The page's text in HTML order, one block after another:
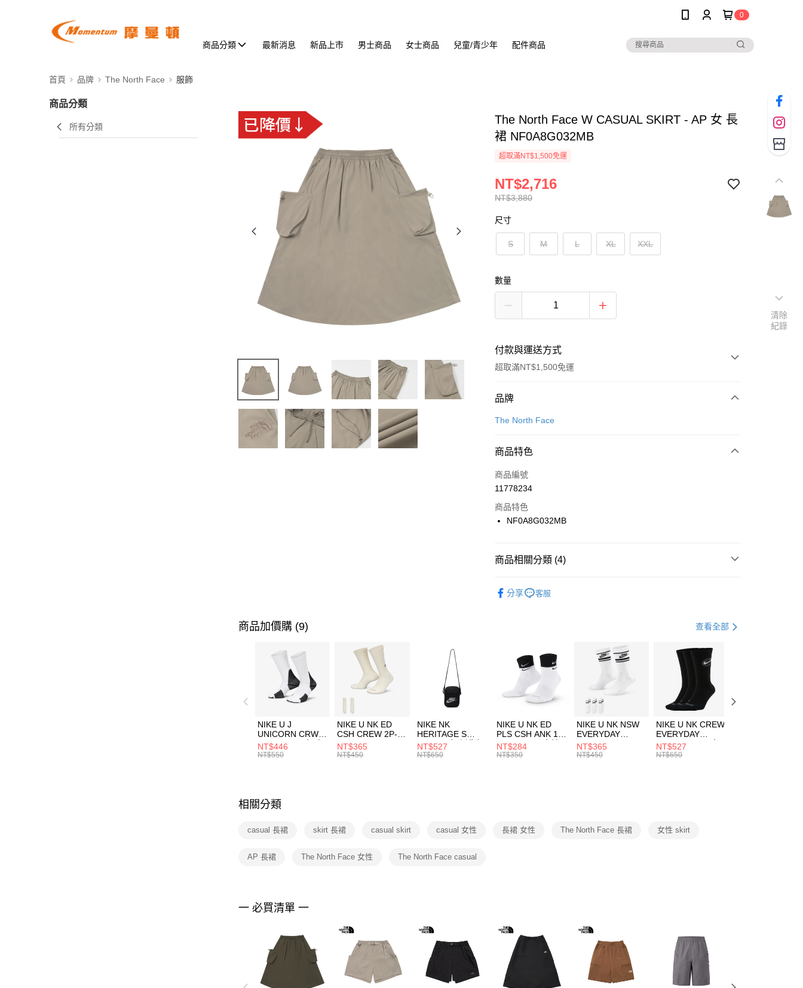
0
商品分類 最新消息 新品上市 男士商品 女士商品 兒童/青少年 配件商品
首頁 品牌 The North Face 服飾
商品分類
所有分類
The North Face W CASUAL SKIRT - AP 女 長
裙 NF0A8G032MB
超取滿NT$1,500免運
NT$3,880
NT$2,716
尺寸
S M L XL XXL
數量
付款與運送方式
超取滿NT$1,500免運
付款方式
信用卡一次付款
合作金庫商業銀行
華南商業銀行
上海商業儲蓄銀行
國泰世華商業銀行
聯邦商業銀行
台新國際商業銀行
LINE Pay
Apple Pay
【關於「AFTEE先享後付」】
３．安心：先確認商品／服務後，再付款。
【「AFTEE先享後付」結帳流程】
１．於結帳方式選擇「AFTEE先享後付」後，將跳轉至「AFTEE先享後
付」結帳頁面，進行簡訊認證並確認金額後，即可完成結帳。
２．訂單成立數日內，您將收到繳費通知簡訊。
３．收到繳費通知簡訊後14天內，點擊此簡訊中的連結，可透過四大超商
／ATM／網路銀行／等多元方式進行付款，方視為交易完成。
※ 請注意：結帳手續完成當下不需立刻繳費，但若您需要取消訂單，請聯
絡購買商品的店家。未經商家同意取消之訂單仍視為有效，需透過AFTEE
先享後付繳納相關費用。
交易，需依本服務之必要範圍內提供個人資料，並將交易相關給付款項請
結果請求用戶進行身份認證。
５．嚴禁一人註冊多個帳號或使用他人資訊註冊。若發現惡意使用之情
形，恩沛科技股份有限公司將有權停止該用戶之使用額度並採取法律行
動。
每筆NT$100，滿NT$1,500(含以上)免運費
每筆NT$100，滿NT$1,500(含以上)免運費
付款後門市自取
每筆NT$100，滿NT$1,500(含以上)免運費
品牌
The North Face
商品特色
商品編號
11778234
商品特色
NF0A8G032MB
商品相關分類 (4)
分享 客服
商品加價購 (9) 查看全部
NIKE U J
UNICORN CRW
1PR -160 男女 中
統襪 FZ3393100
NT$446
NT$550
NIKE U NK ED
CSH CREW 2P-
144 EMBRDY 男
女 短統襪
NT$365
NT$450
NIKE NK
HERITAGE S
SMIT 男女 側背包
BA5871010
NT$527
NT$650
NIKE U NK ED
PLS CSH ANK 1P
144 DBL 男 中統
襪 DH4058104
NT$284
NT$350
NIKE U NK NSW
EVERYDAY
ESSENTIAL CR
男女 短統襪
NT$365
NT$450
NIKE U NK CREW
EVERYDAY
BBALL 3PR 男女
長統襪
NT$527
NT$650
相關分類
casual 長裙 skirt 長裙 casual skirt casual 女性 長裙 女性 The North Face 長裙 女性 skirt
AP 長裙 The North Face 女性 The North Face casual
一 必買清單 一
清除
紀錄